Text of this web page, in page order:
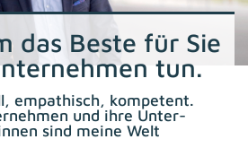
das Beste für Sie
tun.
empathisch, kompetent.
und ihre Unter­
sind meine Welt